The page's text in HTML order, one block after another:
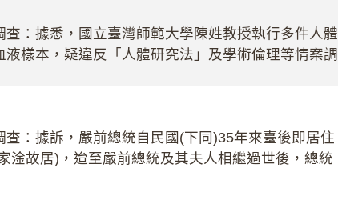
：據悉，國立臺灣師範大學陳姓教授執行多件人體
樣本，疑違反「人體研究法」及學術倫理等情案調
：據訴，嚴前總統自民國(下同)35年來臺後即居住
淦故居)，迨至嚴前總統及其夫人相繼過世後，總統